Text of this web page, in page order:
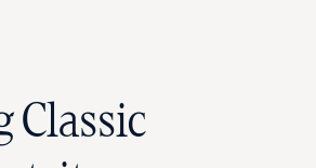
Classic